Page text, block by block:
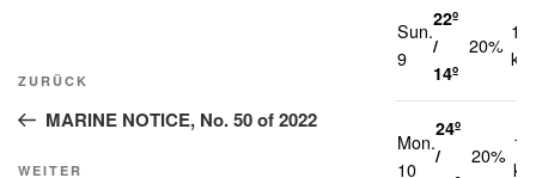
Beitragsnavigation
Vorheriger
Beitrag
ZURÜCK
MARINE NOTICE, No. 50 of 2022
WEITER
Sun.
9
22º
/
14º
20%
14
Mon.
10
24º
/
20%
10